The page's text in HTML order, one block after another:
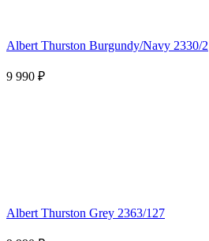
Albert Thurston Burgundy/Navy 2330/2
9 990 ₽
Albert Thurston Grey 2363/127